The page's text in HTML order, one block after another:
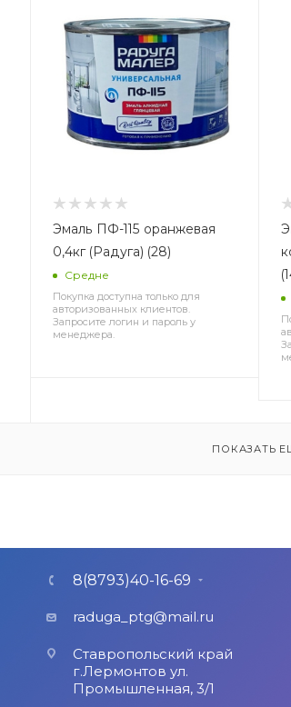
Эмаль ПФ-115 оранжевая
0,4кг (Радуга) (28)
Средне
Покупка доступна только для
авторизованных клиентов.
Запросите логин и пароль у
менеджера.
ПОКАЗАТЬ
8(8793)40-16-69
raduga_ptg@mail.ru
Ставропольский край
г.Лермонтов ул.
Промышленная, 3/1